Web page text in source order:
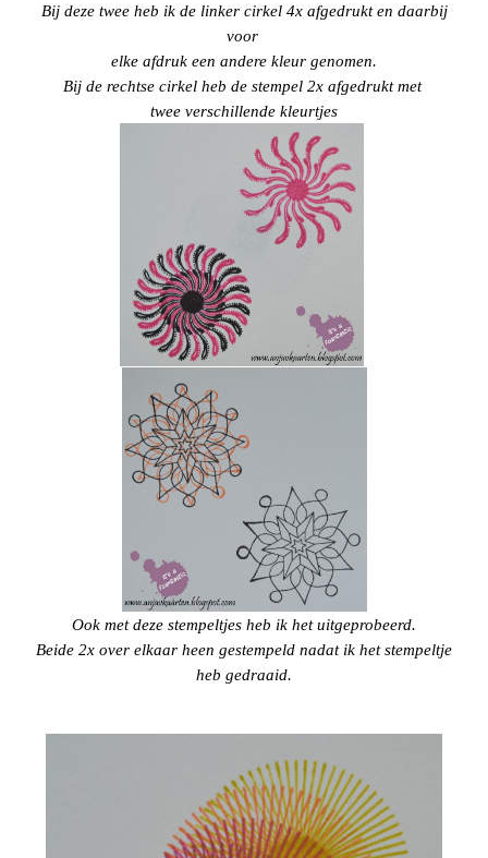
Bij deze twee heb ik de linker cirkel 4x afgedrukt en daarbij
voor
elke afdruk een andere kleur genomen.
Bij de rechtse cirkel heb de stempel 2x afgedrukt met
twee verschillende kleurtjes
Ook met deze stempeltjes heb ik het uitgeprobeerd.
Beide 2x over elkaar heen gestempeld nadat ik het stempeltje
heb gedraaid.